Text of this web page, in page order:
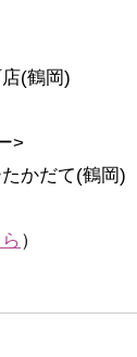
鶴岡)
>
だて(鶴岡)
）